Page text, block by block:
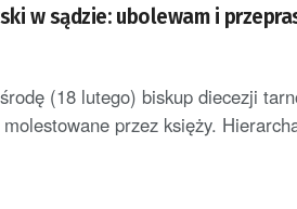
w sądzie: ubolewam i
(18 lutego) biskup diecezji
przez księży.